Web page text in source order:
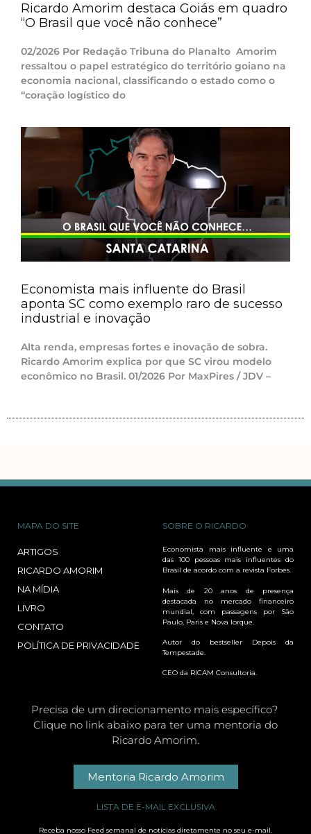
Ricardo Amorim destaca Goiás em quadro
“O Brasil que você não conhece”
02/2026 Por Redação Tribuna do Planalto Amorim
ressaltou o papel estratégico do território goiano na
economia nacional, classificando o estado como o
“coração logístico do
Economista mais influente do Brasil
aponta SC como exemplo raro de sucesso
industrial e inovação
Alta renda, empresas fortes e inovação de sobra.
Ricardo Amorim explica por que SC virou modelo
econômico no Brasil. 01/2026 Por MaxPires / JDV –
MAPA DO SITE
ARTIGOS
RICARDO AMORIM
NA MÍDIA
LIVRO
CONTATO
POLÍTICA DE PRIVACIDADE
SOBRE O RICARDO
Economista mais influente e uma
das 100 pessoas mais influentes do
Brasil de acordo com a revista Forbes.
Mais de 20 anos de presença
destacada no mercado financeiro
mundial, com passagens por São
Paulo, Paris e Nova Iorque.
Autor do bestseller Depois da
Tempestade.
CEO da RICAM Consultoria.
Precisa de um direcionamento mais específico?
Clique no link abaixo para ter uma mentoria do
Ricardo Amorim.
Mentoria Ricardo Amorim
LISTA DE E-MAIL EXCLUSIVA
Receba nosso Feed semanal de notícias diretamente no seu e-mail.